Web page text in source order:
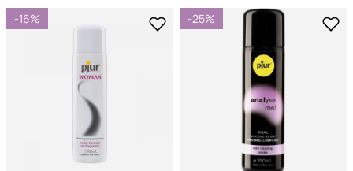
-16% -25%